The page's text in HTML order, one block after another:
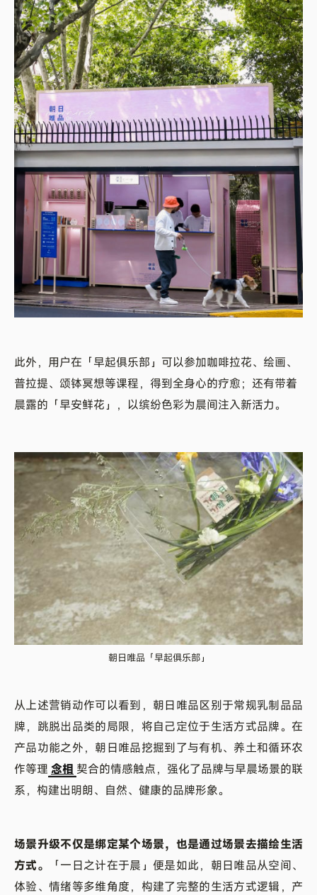
此外，用户在「早起俱乐部」可以参加咖啡拉花、绘画、
普拉提、颂钵冥想等课程，得到全身心的疗愈；还有带着
晨露的「早安鲜花」，以缤纷色彩为晨间注入新活力。
朝日唯品「早起俱乐部」
从上述营销动作可以看到，朝日唯品区别于常规乳制品品
牌，跳脱出品类的局限，将自己定位于生活方式品牌。在
产品功能之外，朝日唯品挖掘到了与有机、养土和循环农
作等理 念相 契合的情感触点，强化了品牌与早晨场景的联
系，构建出明朗、自然、健康的品牌形象。
场景升级不仅是绑定某个场景，也是通过场景去描绘生活
方式。
「一日之计在于晨」便是如此，朝日唯品从空间、
体验、情绪等多维角度，构建了完整的生活方式逻辑，产